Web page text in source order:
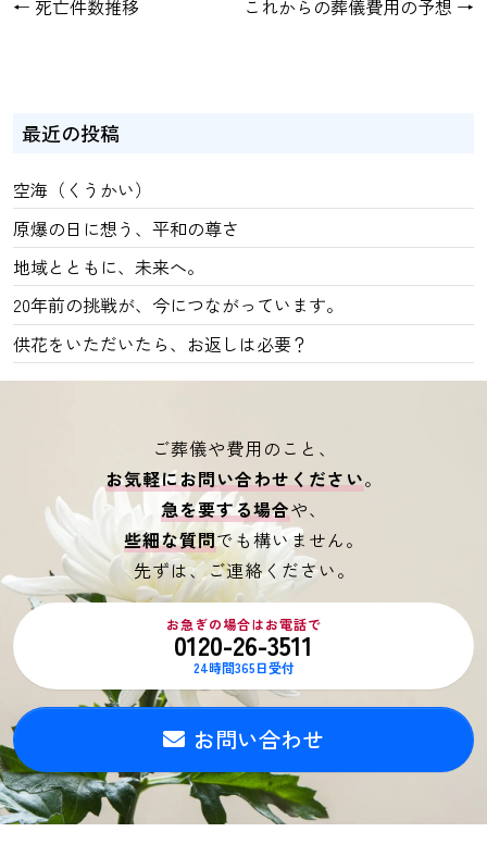
← 死亡件数推移 これからの葬儀費用の予想 →
最近の投稿
空海（くうかい）
原爆の日に想う、平和の尊さ
地域とともに、未来へ。
20年前の挑戦が、今につながっています。
供花をいただいたら、お返しは必要？
ご葬儀や費用のこと、
お気軽にお問い合わせください。
急を要する場合や、
些細な質問でも構いません。
先ずは、ご連絡ください。
お急ぎの場合はお電話で
0120-26-3511
24時間365日受付
お問い合わせ